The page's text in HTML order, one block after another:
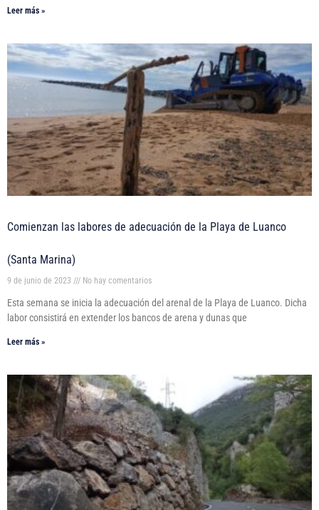
Leer más »
Comienzan las labores de adecuación de la Playa de Luanco
(Santa Marina)
9 de junio de 2023 No hay comentarios
Esta semana se inicia la adecuación del arenal de la Playa de Luanco. Dicha
labor consistirá en extender los bancos de arena y dunas que
Leer más »